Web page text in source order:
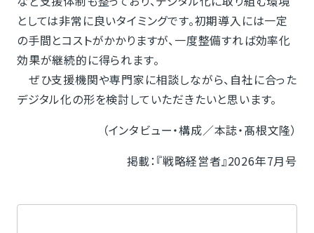
としては非常に良いタイミングです。初期導入には一定
の手間とコストがかかりますが、一度整備すれば効率化
効果が継続的に得られます。
ぜひ支援機関や専門家に相談しながら、自社に合った
デジタル化の形を検討していただきたいと思います。
（インタビュー・構成／本誌・髙根文隆）
掲載：『戦略経営者』2026年7月号